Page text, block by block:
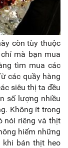
còn tùy thuộc
mà bạn mua
tìm mua các
các quầy hàng
siêu thị ta đều
số lượng nhiều
Không ít trong
nói riêng và thịt
hiếm những
bán thịt heo